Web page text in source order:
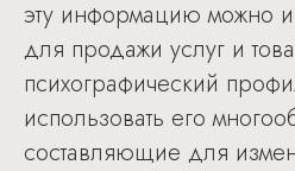
эту информацию можно
для продажи услуг и
психографический
использовать его
составляющие для